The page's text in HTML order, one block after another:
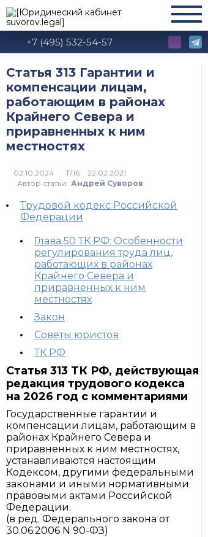
+7 (495) 532-54-57
Статья 313 Гарантии и
компенсации лицам,
работающим в районах
Крайнего Севера и
приравненных к ним
местностях
1716
Автор статьи: Андрей Суворов
Трудовой кодекс Российской
Федерации
Глава 50 ТК РФ: Особенности
регулирования труда лиц,
работающих в районах
Крайнего Севера и
приравненных к ним
местностях
Закон
Советы юристов
ТК РФ
Статья 313 ТК РФ, действующая
редакция трудового кодекса
на 2026 год с комментариями
Государственные гарантии и
компенсации лицам, работающим в
районах Крайнего Севера и
приравненных к ним местностях,
устанавливаются настоящим
Кодексом, другими федеральными
законами и иными нормативными
правовыми актами Российской
Федерации.
(в ред. Федерального закона от
30.06.2006 N 90-ФЗ)